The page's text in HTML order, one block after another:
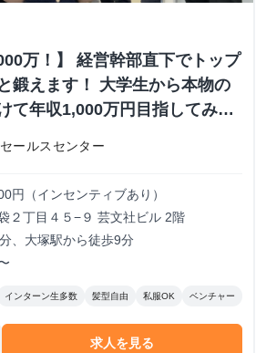
万！】 経営幹部直下でトップ
鍛えます！ 大学生から本物の
て年収1,000万円目指してみま
結内定あり #学歴不問 #未経験
式会社日本セールスセンター
ターンシップ
ールスセンター
円（インセンティブあり）
２丁目４５−９ 芸文社ビル 2階
、大塚駅から徒歩9分
インターン生多数 髪型自由 私服OK ベンチャー
求人を見る